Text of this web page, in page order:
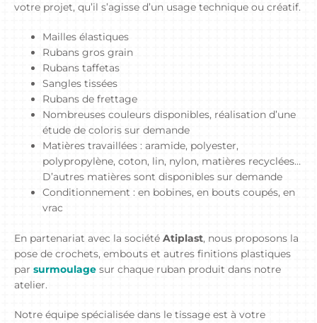
votre projet, qu’il s’agisse d’un usage technique ou créatif.
Mailles élastiques
Rubans gros grain
Rubans taffetas
Sangles tissées
Rubans de frettage
Nombreuses couleurs disponibles, réalisation d’une
étude de coloris sur demande
Matières travaillées : aramide, polyester,
polypropylène, coton, lin, nylon, matières recyclées…
D’autres matières sont disponibles sur demande
Conditionnement : en bobines, en bouts coupés, en
vrac
En partenariat avec la société Atiplast, nous proposons la
pose de crochets, embouts et autres finitions plastiques
par surmoulage sur chaque ruban produit dans notre
atelier.
Notre équipe spécialisée dans le tissage est à votre